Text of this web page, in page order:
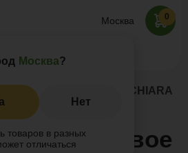
Москва
Москва?
Нет
товаров в разных
отличаться
Заказать звонок
0
кресла Кресло CHIARA
угловое